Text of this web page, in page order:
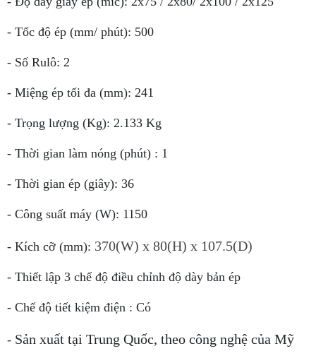
- Tốc độ ép (mm/ phút): 500
- Số Rulô: 2
- Miệng ép tối đa (mm): 241
- Trọng lượng (Kg): 2.133 Kg
- Thời gian làm nóng (phút) : 1
- Thời gian ép (giây): 36
- Công suất máy (W): 1150
- Kích cỡ (mm): 370(W) x 80(H) x 107.5(D)
- Thiết lập 3 chế độ điều chỉnh độ dày bản ép
- Chế độ tiết kiệm điện : Có
- Sản xuất tại Trung Quốc, theo công nghệ của Mỹ